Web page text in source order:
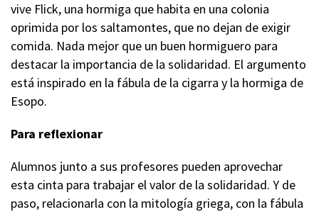
vive Flick, una hormiga que habita en una colonia
oprimida por los saltamontes, que no dejan de exigir
comida. Nada mejor que un buen hormiguero para
destacar la importancia de la solidaridad. El argumento
está inspirado en la fábula de la cigarra y la hormiga de
Esopo.
Para reflexionar
Alumnos junto a sus profesores pueden aprovechar
esta cinta para trabajar el valor de la solidaridad. Y de
paso, relacionarla con la mitología griega, con la fábula